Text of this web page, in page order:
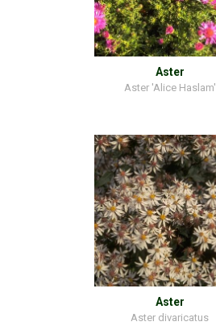
Aster
Aster 'Alice Haslam'
Aster
Aster divaricatus